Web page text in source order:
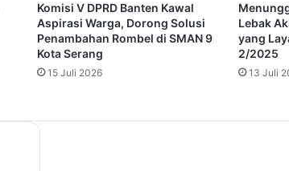
Komisi V DPRD Banten Kawal
Aspirasi Warga, Dorong Solusi
Penambahan Rombel di SMAN 9
Kota Serang
15 Juli 2026
Lebak
yang
2/2025
13 Juli